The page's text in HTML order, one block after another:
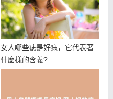
女人哪些痣是好痣，它代表著
什麼樣的含義?